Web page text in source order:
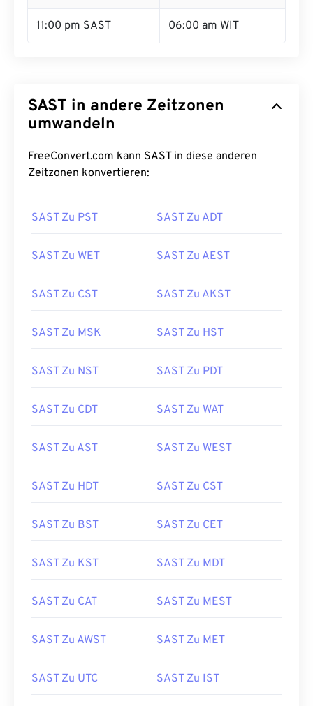
11:00 pm SAST 06:00 am WIT
SAST in andere Zeitzonen
umwandeln
FreeConvert.com kann SAST in diese anderen
Zeitzonen konvertieren:
SAST Zu PST SAST Zu ADT
SAST Zu WET SAST Zu AEST
SAST Zu CST SAST Zu AKST
SAST Zu MSK SAST Zu HST
SAST Zu NST SAST Zu PDT
SAST Zu CDT SAST Zu WAT
SAST Zu AST SAST Zu WEST
SAST Zu HDT SAST Zu CST
SAST Zu BST SAST Zu CET
SAST Zu KST SAST Zu MDT
SAST Zu CAT SAST Zu MEST
SAST Zu AWST SAST Zu MET
SAST Zu UTC SAST Zu IST